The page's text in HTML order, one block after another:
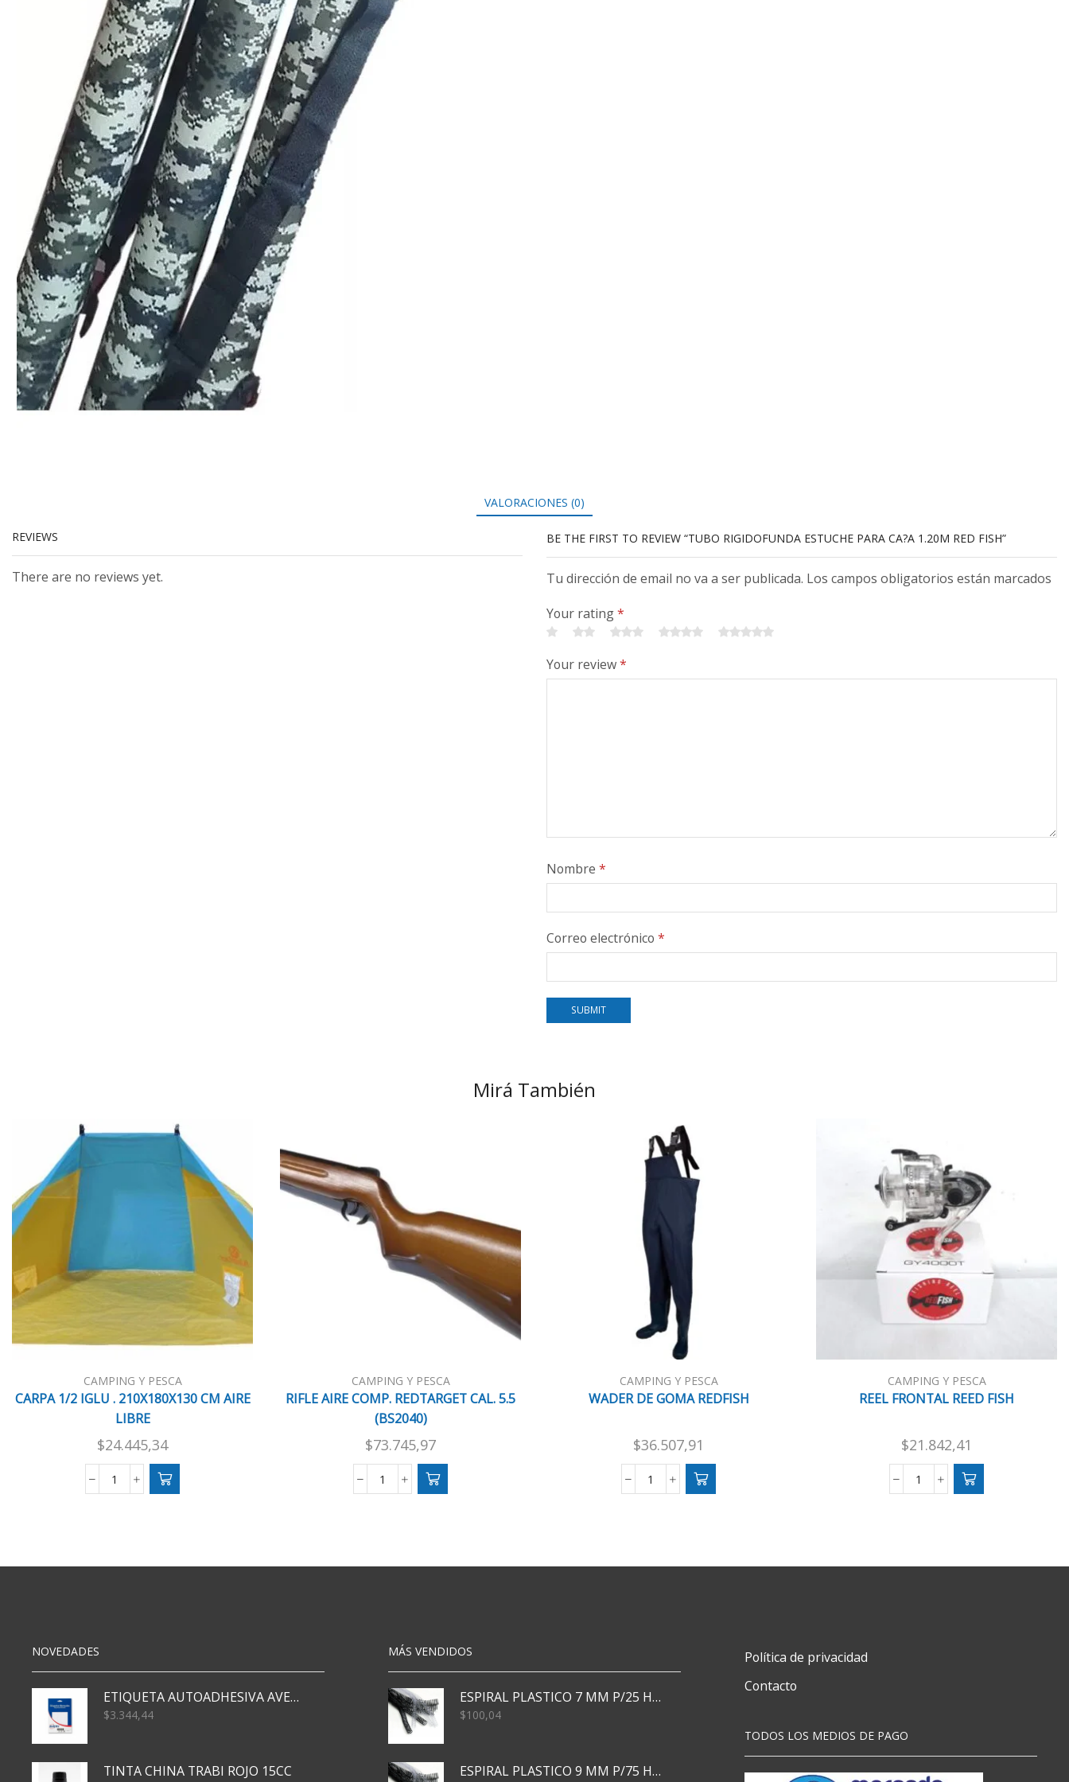
VALORACIONES (0)
REVIEWS
There are no reviews yet.
BE THE FIRST TO REVIEW “TUBO RIGIDOFUNDA ESTUCHE PARA CA?A 1.20M RED FISH”
Tu dirección de email no va a ser publicada. Los campos obligatorios están marcados
Your rating*
Your review*
Nombre *
Correo electrónico *
Mirá También
CAMPING Y PESCA
CARPA 1/2 IGLU . 210X180X130 CM AIRE
LIBRE
$24.445,34
CARPA
CM
CAMPING Y PESCA
RIFLE AIRE COMP. REDTARGET CAL. 5.5
(BS2040)
$73.745,97
RIFLE
5.5
CAMPING Y PESCA
WADER DE GOMA REDFISH
$36.507,91
WADER
CAMPING Y PESCA
REEL FRONTAL REED FISH
$21.842,41
REEL
NOVEDADES
ETIQUETA AUTOADHESIVA AVERY 3026 30H 20 X 70
$3.344,44
TINTA CHINA TRABI ROJO 15CC
MÁS VENDIDOS
ESPIRAL PLASTICO 7 MM P/25 HJS X50x3000
$100,04
ESPIRAL PLASTICO 9 MM P/75 HJS X50X2400
Política de privacidad
Contacto
TODOS LOS MEDIOS DE PAGO